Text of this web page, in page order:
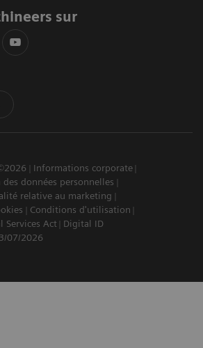
sur
Informations corporate
données personnelles
relative au marketing
Conditions d'utilisation
Services Act
Digital ID
07/2026